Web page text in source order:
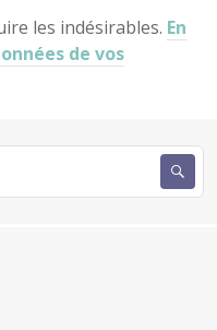
les indésirables. En
de vos